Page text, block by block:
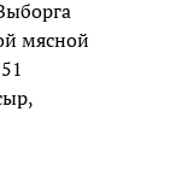
мясной